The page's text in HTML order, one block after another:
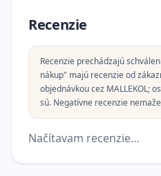
Recenzie
Recenzie prechádzajú
nákup" majú recenzie od
objednávkou cez MALLEKOL;
sú. Negatívne recenzie
Načítavam recenzie…